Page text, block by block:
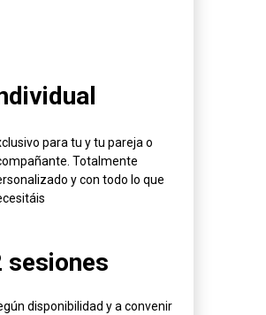
disponibilidad y a convenir
sesiones
para tu y tu pareja o
Totalmente
y con todo lo que